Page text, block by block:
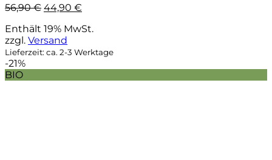
56,90€ Ursprünglicher
war:
56,90 €
44,90 €
ist:
Enthält 19% MwSt.
zzgl. Versand
Lieferzeit: ca. 2-3 Werktage
-21%
BIO